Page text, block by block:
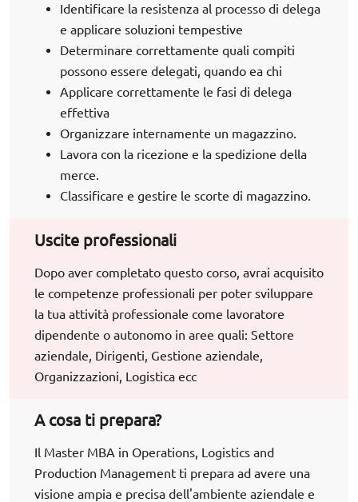
Identificare la resistenza al processo di delega
e applicare soluzioni tempestive
Determinare correttamente quali compiti
possono essere delegati, quando ea chi
Applicare correttamente le fasi di delega
effettiva
Organizzare internamente un magazzino.
Lavora con la ricezione e la spedizione della
merce.
Classificare e gestire le scorte di magazzino.
Uscite professionali
Dopo aver completato questo corso, avrai acquisito
le competenze professionali per poter sviluppare
la tua attività professionale come lavoratore
dipendente o autonomo in aree quali: Settore
aziendale, Dirigenti, Gestione aziendale,
Organizzazioni, Logistica ecc
A cosa ti prepara?
Il Master MBA in Operations, Logistics and
Production Management ti prepara ad avere una
visione ampia e precisa dell'ambiente aziendale e